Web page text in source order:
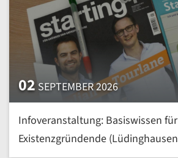
02 SEPTEMBER 2026
Infoveranstaltung: Basiswissen für